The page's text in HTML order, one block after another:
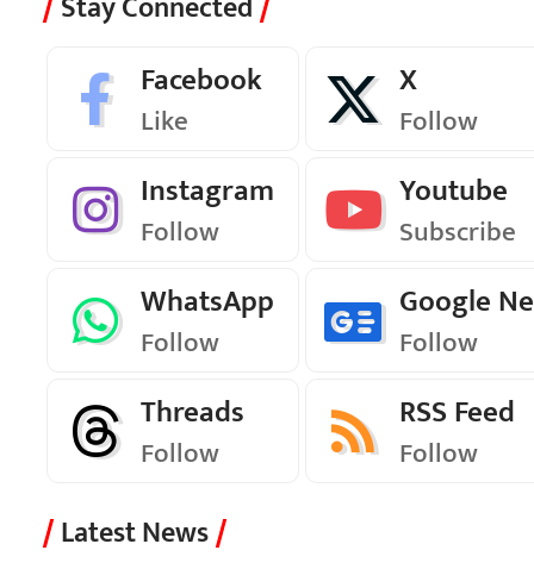
Facebook
Like
X
Follow
Instagram
Follow
Youtube
Subscribe
WhatsApp
Follow
Google
Follow
Threads
Follow
RSS Feed
Follow
Latest News